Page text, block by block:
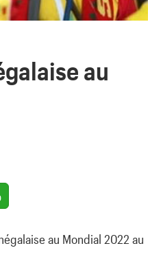
au
au Mondial 2022 au